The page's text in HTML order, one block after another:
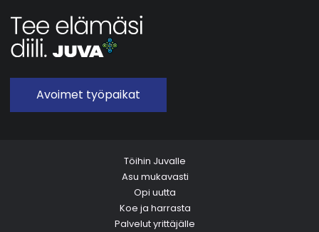
Avoimet työpaikat
Töihin Juvalle
Asu mukavasti
Opi uutta
Koe ja harrasta
Palvelut yrittäjälle